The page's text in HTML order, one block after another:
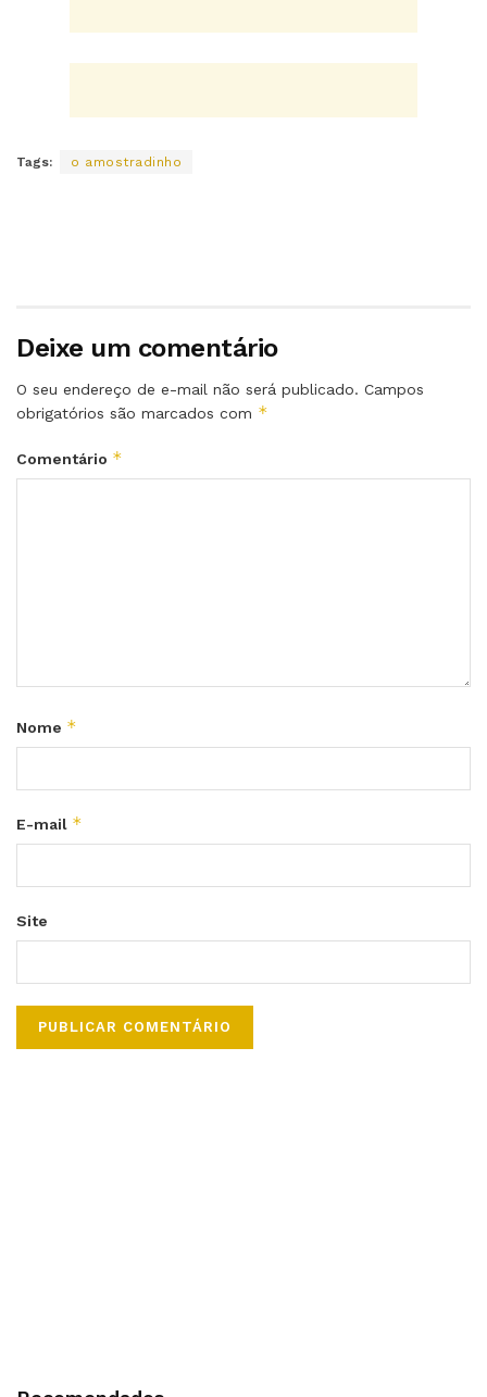
Tags: o amostradinho
Deixe um comentário
O seu endereço de e-mail não será publicado. Campos
obrigatórios são marcados com *
Comentário *
Nome *
E-mail *
Site